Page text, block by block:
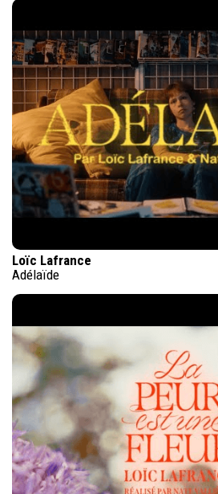
Loïc Lafrance
Adélaïde